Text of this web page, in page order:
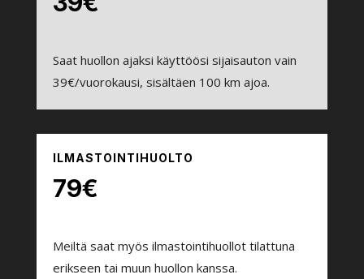
Saat huollon ajaksi käyttöösi sijaisauton vain
39€/vuorokausi, sisältäen 100 km ajoa.
ILMASTOINTIHUOLTO
79€
Meiltä saat myös ilmastointihuollot tilattuna
erikseen tai muun huollon kanssa.